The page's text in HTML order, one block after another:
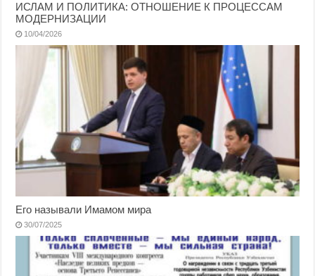
ИСЛАМ И ПОЛИТИКА: ОТНОШЕНИЕ К ПРОЦЕССАМ
МОДЕРНИЗАЦИИ
10/04/2026
Его называли Имамом мира
30/07/2025